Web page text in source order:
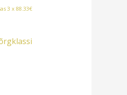
3 x 88.33€